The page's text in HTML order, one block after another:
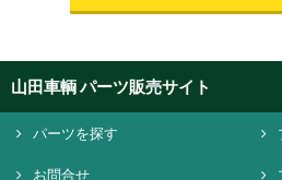
山田車輌 パーツ販売サイト
パーツを探す
お問合せ